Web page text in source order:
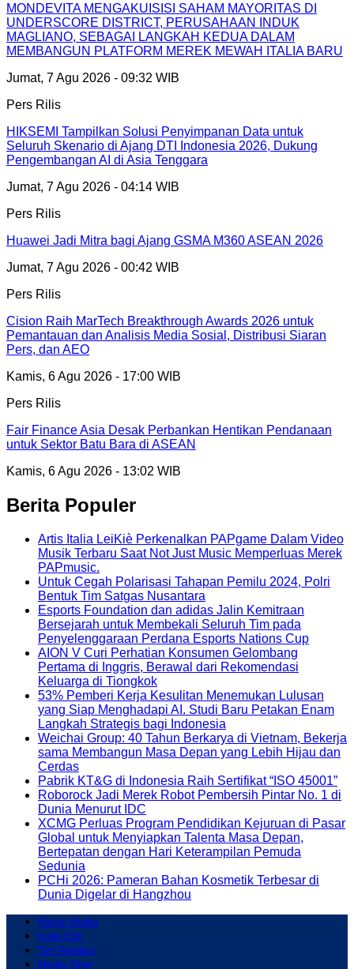
MONDEVITA MENGAKUISISI SAHAM MAYORITAS DI
UNDERSCORE DISTRICT, PERUSAHAAN INDUK
MAGLIANO, SEBAGAI LANGKAH KEDUA DALAM
MEMBANGUN PLATFORM MEREK MEWAH ITALIA BARU
Jumat, 7 Agu 2026 - 09:32 WIB
Pers Rilis
HIKSEMI Tampilkan Solusi Penyimpanan Data untuk
Seluruh Skenario di Ajang DTI Indonesia 2026, Dukung
Pengembangan AI di Asia Tenggara
Jumat, 7 Agu 2026 - 04:14 WIB
Pers Rilis
Huawei Jadi Mitra bagi Ajang GSMA M360 ASEAN 2026
Jumat, 7 Agu 2026 - 00:42 WIB
Pers Rilis
Cision Raih MarTech Breakthrough Awards 2026 untuk
Pemantauan dan Analisis Media Sosial, Distribusi Siaran
Pers, dan AEO
Kamis, 6 Agu 2026 - 17:00 WIB
Pers Rilis
Fair Finance Asia Desak Perbankan Hentikan Pendanaan
untuk Sektor Batu Bara di ASEAN
Kamis, 6 Agu 2026 - 13:02 WIB
Berita Populer
Artis Italia LeiKiè Perkenalkan PAPgame Dalam Video
Musik Terbaru Saat Not Just Music Memperluas Merek
PAPmusic.
Untuk Cegah Polarisasi Tahapan Pemilu 2024, Polri
Bentuk Tim Satgas Nusantara
Esports Foundation dan adidas Jalin Kemitraan
Bersejarah untuk Membekali Seluruh Tim pada
Penyelenggaraan Perdana Esports Nations Cup
AION V Curi Perhatian Konsumen Gelombang
Pertama di Inggris, Berawal dari Rekomendasi
Keluarga di Tiongkok
53% Pemberi Kerja Kesulitan Menemukan Lulusan
yang Siap Menghadapi AI. Studi Baru Petakan Enam
Langkah Strategis bagi Indonesia
Weichai Group: 40 Tahun Berkarya di Vietnam, Bekerja
sama Membangun Masa Depan yang Lebih Hijau dan
Cerdas
Pabrik KT&G di Indonesia Raih Sertifikat “ISO 45001”
Roborock Jadi Merek Robot Pembersih Pintar No. 1 di
Dunia Menurut IDC
XCMG Perluas Program Pendidikan Kejuruan di Pasar
Global untuk Menyiapkan Talenta Masa Depan,
Bertepatan dengan Hari Keterampilan Pemuda
Sedunia
PCHi 2026: Pameran Bahan Kosmetik Terbesar di
Dunia Digelar di Hangzhou
Histori Media
Kode Etik
Tim Redaksi
Media Siber